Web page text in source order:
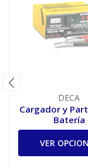
DECA
Cargador y
Batería
VER